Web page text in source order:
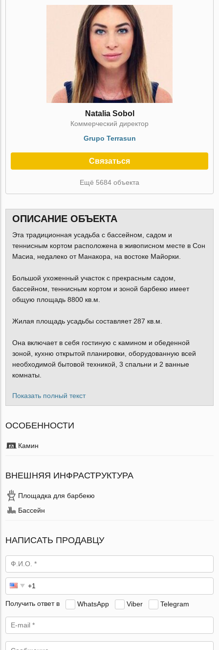
Natalia Sobol
Коммерческий директор
Grupo Terrasun
Связаться
Ещё 5684 объекта
ОПИСАНИЕ ОБЪЕКТА
Эта традиционная усадьба с бассейном, садом и
теннисным кортом расположена в живописном месте в Сон
Масиа, недалеко от Манакора, на востоке Майорки.
Большой ухоженный участок с прекрасным садом,
бассейном, теннисным кортом и зоной барбекю имеет
общую площадь 8800 кв.м.
Жилая площадь усадьбы составляет 287 кв.м.
Она включает в себя гостиную с камином и обеденной
зоной, кухню открытой планировки, оборудованную всей
необходимой бытовой техникой, 3 спальни и 2 ванные
комнаты.
Показать полный текст
ОСОБЕННОСТИ
Камин
ВНЕШНЯЯ ИНФРАСТРУКТУРА
Площадка для барбекю
Бассейн
НАПИСАТЬ ПРОДАВЦУ
Получить ответ в WhatsApp Viber Telegram